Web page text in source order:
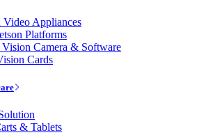
Video Appliances
Platforms
Camera & Software
Cards
& Tablets